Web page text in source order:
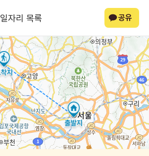
일자리 목록 공유